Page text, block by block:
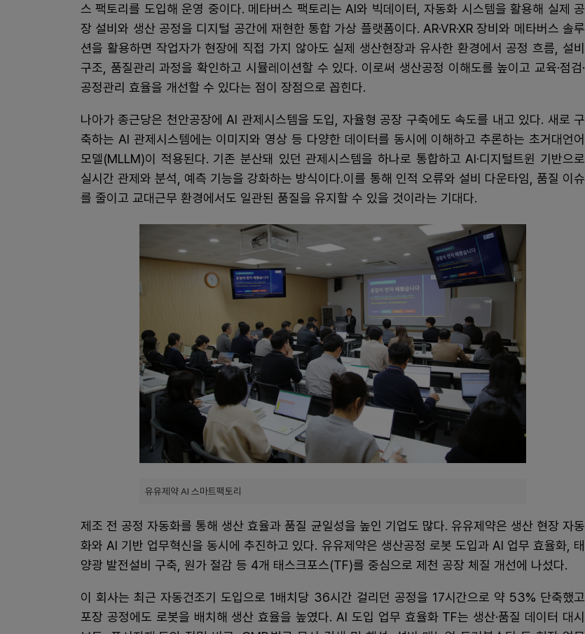
스 팩토리를 도입해 운영 중이다. 메타버스 팩토리는 AI와 빅데이터, 자동화 시스템을 활용해 실제 공
장 설비와 생산 공정을 디지털 공간에 재현한 통합 가상 플랫폼이다. AR·VR·XR 장비와 메타버스 솔루
션을 활용하면 작업자가 현장에 직접 가지 않아도 실제 생산현장과 유사한 환경에서 공정 흐름, 설비
구조, 품질관리 과정을 확인하고 시뮬레이션할 수 있다. 이로써 생산공정 이해도를 높이고 교육·점검·
공정관리 효율을 개선할 수 있다는 점이 장점으로 꼽힌다.
나아가 종근당은 천안공장에 AI 관제시스템을 도입, 자율형 공장 구축에도 속도를 내고 있다. 새로 구
축하는 AI 관제시스템에는 이미지와 영상 등 다양한 데이터를 동시에 이해하고 추론하는 초거대언어
모델(MLLM)이 적용된다. 기존 분산돼 있던 관제시스템을 하나로 통합하고 AI·디지털트윈 기반으로
실시간 관제와 분석, 예측 기능을 강화하는 방식이다.이를 통해 인적 오류와 설비 다운타임, 품질 이슈
를 줄이고 교대근무 환경에서도 일관된 품질을 유지할 수 있을 것이라는 기대다.
유유제약 AI 스마트팩토리
제조 전 공정 자동화를 통해 생산 효율과 품질 균일성을 높인 기업도 많다. 유유제약은 생산 현장 자동
화와 AI 기반 업무혁신을 동시에 추진하고 있다. 유유제약은 생산공정 로봇 도입과 AI 업무 효율화, 태
양광 발전설비 구축, 원가 절감 등 4개 태스크포스(TF)를 중심으로 제천 공장 체질 개선에 나섰다.
이 회사는 최근 자동건조기 도입으로 1배치당 36시간 걸리던 공정을 17시간으로 약 53% 단축했고
포장 공정에도 로봇을 배치해 생산 효율을 높였다. AI 도입 업무 효율화 TF는 생산·품질 데이터 대시